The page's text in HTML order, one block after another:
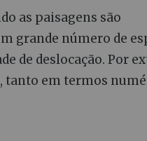
as paisagens são
grande número de
de deslocação. Por
tanto em termos